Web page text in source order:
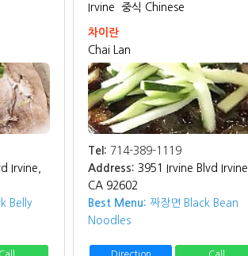
Irvine,
Belly
Irvine 중식 Chinese
차이란
Chai Lan
Tel: 714-389-1119
Address: 3951 Irvine Blvd Irvine,
CA 92602
Best Menu: 짜장면 Black Bean
Noodles